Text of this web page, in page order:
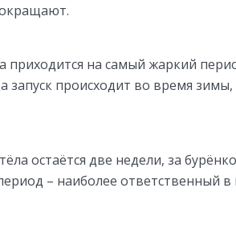
приходится на самый жаркий
запуск происходит во время
остаётся две недели, за
– наиболее ответственный